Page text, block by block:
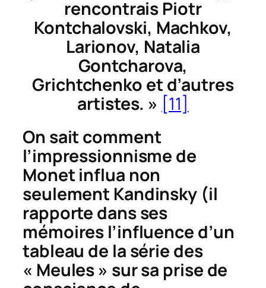
rencontrais Piotr
Kontchalovski, Machkov,
Larionov, Natalia
Gontcharova,
Grichtchenko et d’autres
artistes. » [11]
On sait comment
l’impressionnisme de
Monet influa non
seulement Kandinsky (il
rapporte dans ses
mémoires l’influence d’un
tableau de la série des
« Meules » sur sa prise de